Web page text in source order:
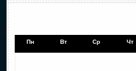
Пн Вт Ср Чт